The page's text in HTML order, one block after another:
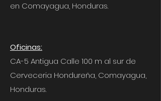
en Comayagua, Honduras.
Oficinas:
CA-5 Antigua Calle 100 m al sur de
Cerveceria Hondureña, Comayagua,
Honduras.